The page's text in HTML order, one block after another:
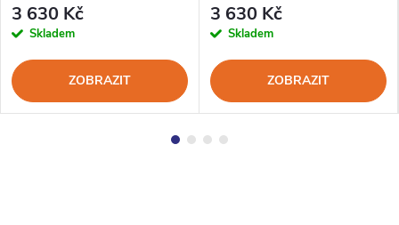
3 630 Kč
Skladem
ZOBRAZIT
3 630 Kč
Skladem
ZOBRAZIT